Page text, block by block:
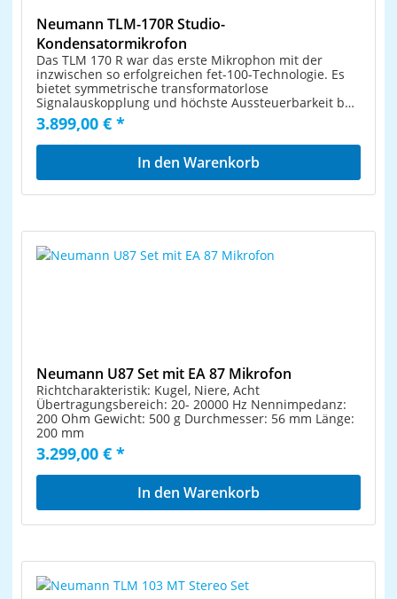
Neumann TLM-170R Studio-
Kondensatormikrofon
Das TLM 170 R war das erste Mikrophon mit der
inzwischen so erfolgreichen fet-100-Technologie. Es
bietet symmetrische transformatorlose
Signalauskopplung und höchste Aussteuerbarkeit bei
äußerst geringem Eigenrauschen. Highlights 5
Richtcharakteristiken: Kugel, Niere, Acht, Hyperniere
und breite Niere fernumschaltbar mit N 48 R-2. Farbe:
3.899,00 € *
In den Warenkorb
Neumann U87 Set mit EA 87 Mikrofon
Richtcharakteristik: Kugel, Niere, Acht
Übertragungsbereich: 20- 20000 Hz Nennimpedanz:
200 Ohm Gewicht: 500 g Durchmesser: 56 mm Länge:
200 mm
3.299,00 € *
In den Warenkorb